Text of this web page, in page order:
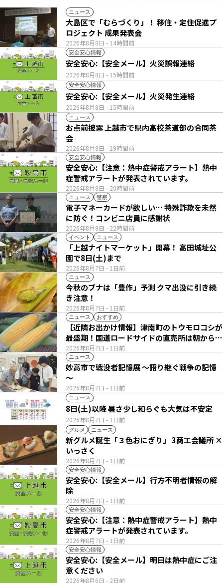
ニュース
2026年8月8日 - 14時間前
大島区で「むらづくり」！ 移住・定住促進プ
ロジェクト 成果発表会
安全安心情報
2026年8月8日 - 15時間前
安全安心:【安全メール】火災誤報連絡
安全安心情報
2026年8月8日 - 15時間前
安全安心:【安全メール】火災発生連絡
ニュース
2026年8月8日 - 19時間前
お点前披露 上越市で県内高校茶道部の合同茶
会
安全安心情報
2026年8月8日 - 20時間前
安全安心:【注意：熱中症警戒アラート】熱中
症警戒アラートが発表されています。
ニュース 警察
2026年8月8日 - 22時間前
電子マネーカードが欲しい… 特殊詐欺を未然
に防ぐ！コンビニ店員に感謝状
イベント ニュース
2026年8月7日 - 1日前
「上越ナイトマーケット」開幕！ 高田城址公
園で8日(土)まで
ニュース
2026年8月7日 - 1日前
今秋のブナは「豊作」予測 クマ出没に引き続
き注意！
ニュース おすすめ
2026年8月7日 - 1日前
【近隣お出かけ情報】津南町のトウモロコシが
最盛期！国道ロードサイドの直売所は朝から長
い列
ニュース
2026年8月7日 - 1日前
妙高市で戦没者記憶展 ～語り継ぐ戦争の記憶
～
ニュース
2026年8月7日 - 1日前
8日(土)以降 暑さ少し和らぐも大気は不安定
グルメ ニュース
2026年8月7日 - 1日前
新グルメ誕生「３色おにぎり」 3商工会議所 ×
いっさく
安全安心情報
2026年8月7日 - 1日前
安全安心:【安全メール】行方不明者情報の解
除
安全安心情報
2026年8月7日 - 1日前
安全安心:【注意：熱中症警戒アラート】熱中
症警戒アラートが発表されています。
安全安心情報
2026年8月6日 - 2日前
安全安心:【安全メール】明日は熱中症にご注
意ください